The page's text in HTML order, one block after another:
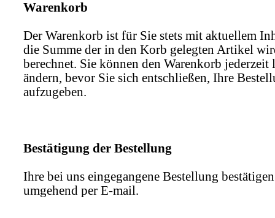
Warenkorb
Der Warenkorb ist für Sie stets mit aktuellem
die Summe der in den Korb gelegten Artikel
berechnet. Sie können den Warenkorb jederzeit
ändern, bevor Sie sich entschließen, Ihre
aufzugeben.
Bestätigung der Bestellung
Ihre bei uns eingegangene Bestellung
umgehend per E-mail.